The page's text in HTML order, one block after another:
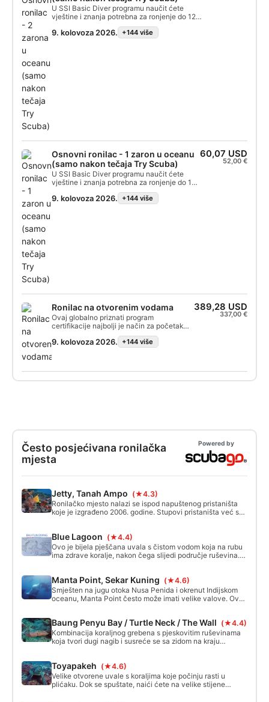
ponovno roniti. Beskrajne ronilačke avanture
čekaju vas, a ovaj tečaj je mjesto gdje sve
počinje. Počnite danas!
U SSI Basic Diver programu naučit ćete
vještine i znanja potrebna za ronjenje do 12
metara dubine s SSI profesionalcem. To je
izvrstan način da potpunije istražite
9. kolovoza 2026. +144 više
Osnovni ronilac - 1 zaron u oceanu
(samo nakon tečaja Try Scuba)
U SSI Basic Diver programu naučit ćete
vještine i znanja potrebna za ronjenje do 12
metara dubine s SSI profesionalcem. To je
izvrstan način da potpunije istražite
9. kolovoza 2026. +144 više
60,07 USD
52,00 €
Ronilac na otvorenim vodama
Ovaj globalno priznati program
certifikacije najbolji je način za početak
vaših cjeloživotnih avantura kao
certificirani ronilac. Personalizirana obuka
9. kolovoza 2026. +144 više
389,28 USD
337,00 €
Često posjećivana ronilačka
mjesta
Powered by
Jetty, Tanah Ampo (★4.3)
Ronilačko mjesto nalazi se ispod napuštenog pristaništa
koje je izgrađeno 2006. godine. Stupovi pristaništa već su
predmete bačene tamo poput automobilskih guma, limenki
i cipela koje su napravile savršen dom za neke jedinstvene
ribe.
Blue Lagoon (★4.4)
Ovo je bijela pješčana uvala s čistom vodom koja na rubu
ima zdrave koralje, nakon čega slijedi područje ruševina.
možete pronaći nekoliko stanica za čišćenje.
Manta Point, Sekar Kuning (★4.6)
Smješten na jugu otoka Nusa Penida i okrenut Indijskom
oceanu, Manta Point često može imati velike valove. Ovo
stranici ime.
Baung Penyu Bay / Turtle Neck / The Wall (★4.4)
Kombinacija koraljnog grebena s pjeskovitim ruševinama
koja tvori dugi nagib i susreće se sa zidom na kraju
lagune s mekim koraljnim formacijama na dubini od 5
metara.
Toyapakeh (★4.6)
Velike otvorene uvale s koraljima koje počinju rasti u
plićaku. Dok se spuštate, naići ćete na velike stijene